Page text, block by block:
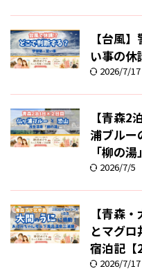
【台風
い事の休
2026/7/17
【青森2
浦ブルー
「柳の
2026/7/5
【青森
とマグ
宿泊記【
2026/7/17